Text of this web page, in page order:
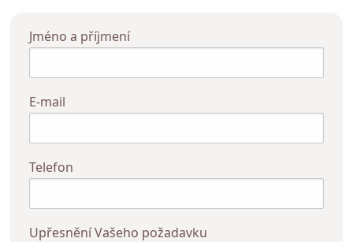
Jméno a příjmení
E-mail
Telefon
Upřesnění Vašeho požadavku